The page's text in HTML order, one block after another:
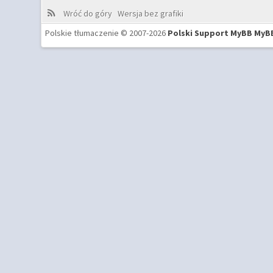
Wróć do góry Wersja bez grafiki
Polskie tłumaczenie © 2007-2026 Polski Support MyBB